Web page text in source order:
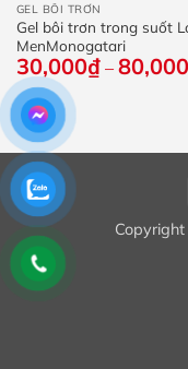
GEL BÔI TRƠN
Gel bôi trơn trong suốt
MenMonogatari
30,000₫ – 80,000